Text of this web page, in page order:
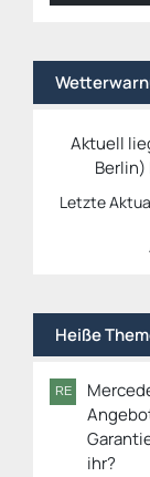
Aktuell
Berlin)
Letzte
Heiße
ihr?